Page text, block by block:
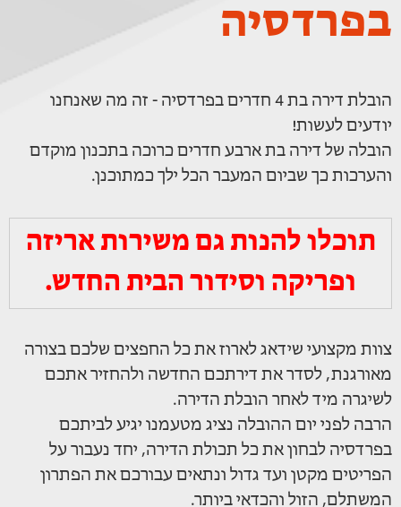
בפרדסיה
הובלת דירה בת 4 חדרים בפרדסיה - זה מה שאנחנו
יודעים לעשות!
הובלה של דירה בת ארבע חדרים כרוכה בתכנון מוקדם
והערכות כך שביום המעבר הכל ילך כמתוכנן.
תוכלו להנות גם משירות אריזה
ופריקה וסידור הבית החדש.
צוות מקצועי שידאג לארוז את כל החפצים שלכם בצורה
מאורגנת, לסדר את דירתכם החדשה ולהחזיר אתכם
לשיגרה מיד לאחר הובלת הדירה.
הרבה לפני יום ההובלה נציג מטעמנו יגיע לביתכם
בפרדסיה לבחון את כל תכולת הדירה, יחד נעבור על
הפריטים מקטן ועד גדול ונתאים עבורכם את הפתרון
המשתלם, הזול והכדאי ביותר.